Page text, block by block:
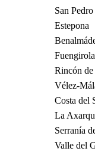
San
Estepona
Fuengirola
Rincón
Vélez-
Costa del
La
Serranía
Valle del